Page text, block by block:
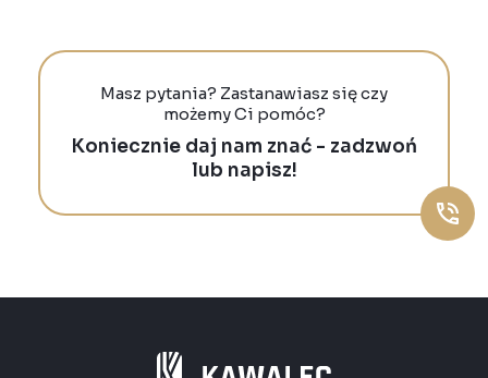
Masz pytania? Zastanawiasz się czy
możemy Ci pomóc?
Koniecznie daj nam znać - zadzwoń
lub napisz!